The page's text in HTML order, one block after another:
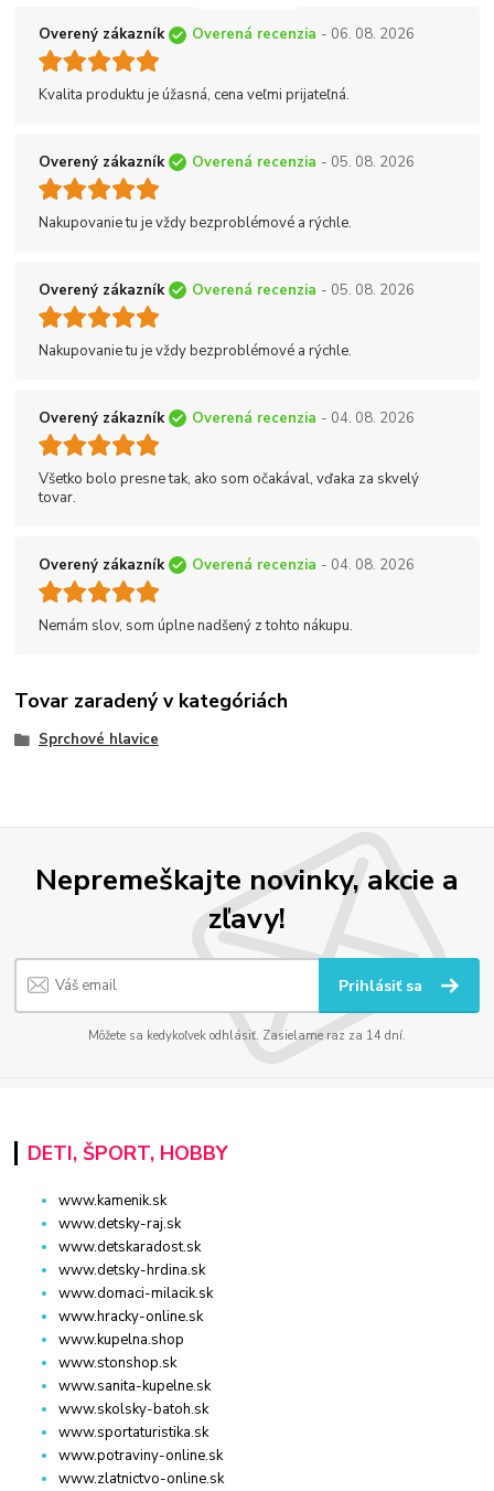
Overený zákazník Overená recenzia - 06. 08. 2026
Kvalita produktu je úžasná, cena veľmi prijateľná.
Overený zákazník Overená recenzia - 05. 08. 2026
Nakupovanie tu je vždy bezproblémové a rýchle.
Overený zákazník Overená recenzia - 05. 08. 2026
Nakupovanie tu je vždy bezproblémové a rýchle.
Overený zákazník Overená recenzia - 04. 08. 2026
Všetko bolo presne tak, ako som očakával, vďaka za skvelý
tovar.
Overený zákazník Overená recenzia - 04. 08. 2026
Nemám slov, som úplne nadšený z tohto nákupu.
Tovar zaradený v kategóriách
Sprchové hlavice
Nepremeškajte novinky, akcie a
zľavy!
Prihlásiť sa
Môžete sa kedykoľvek odhlásiť. Zasielame raz za 14 dní.
DETI, ŠPORT, HOBBY
www.kamenik.sk
www.detsky-raj.sk
www.detskaradost.sk
www.detsky-hrdina.sk
www.domaci-milacik.sk
www.hracky-online.sk
www.kupelna.shop
www.stonshop.sk
www.sanita-kupelne.sk
www.skolsky-batoh.sk
www.sportaturistika.sk
www.potraviny-online.sk
www.zlatnictvo-online.sk